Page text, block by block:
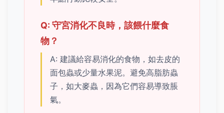
Q: 守宮消化不良時，該餵什麼食
物？
A: 建議給容易消化的食物，如去皮的
面包蟲或少量水果泥。避免高脂肪蟲
子，如大麥蟲，因為它們容易導致脹
氣。